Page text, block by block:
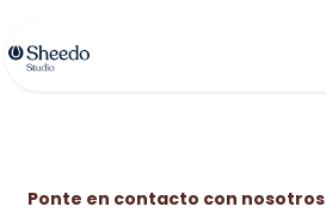
Ponte en contacto con nosotros